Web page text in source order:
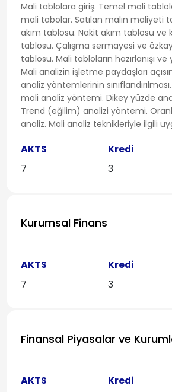
Mali tablolara giriş. Temel mali
mali tabolar. Satılan malın maliyeti
akım tablosu. Nakit akım tablosu ve
tablosu. Çalışma sermayesi ve
tablosu. Mali tabloların hazırlanışı
Mali analizin işletme paydaşları
analiz yöntemlerinin sınıflandırılması.
mali analiz yöntemi. Dikey yüzde
Trend (eğilim) analizi yöntemi.
analiz. Mali analiz teknikleriyle ilgili
AKTS
7
Kredi
3
Kurumsal Finans
AKTS
7
Kredi
3
Finansal Piyasalar ve
AKTS
Kredi